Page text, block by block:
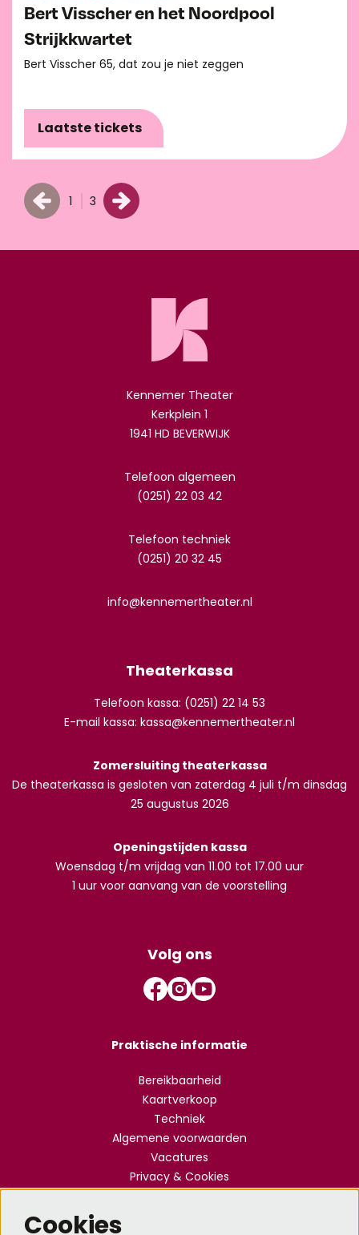
Bert Visscher en het Noordpool
Strijkkwartet
Bert Visscher 65, dat zou je niet zeggen
Laatste tickets
1 3
Kennemer Theater
Kerkplein 1
1941 HD BEVERWIJK
Telefoon algemeen
(0251) 22 03 42
Telefoon techniek
(0251) 20 32 45
info@kennemertheater.nl
Theaterkassa
Telefoon kassa: (0251) 22 14 53
E-mail kassa: kassa@kennemertheater.nl
Zomersluiting theaterkassa
De theaterkassa is gesloten van zaterdag 4 juli t/m dinsdag
25 augustus 2026
Openingstijden kassa
Woensdag t/m vrijdag van 11.00 tot 17.00 uur
1 uur voor aanvang van de voorstelling
Volg ons
Praktische informatie
Bereikbaarheid
Kaartverkoop
Techniek
Algemene voorwaarden
Vacatures
Privacy & Cookies
Meld je aan voor de nieuwsbrief
Cookies